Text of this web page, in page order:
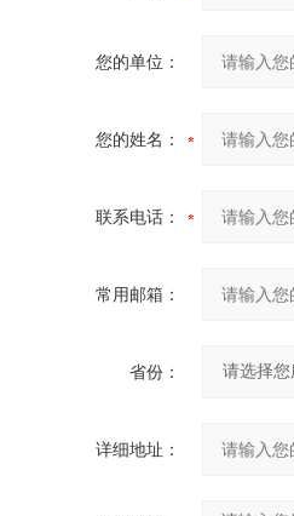
您的单位：
您的姓名：
联系电话：
常用邮箱：
省份：
详细地址：